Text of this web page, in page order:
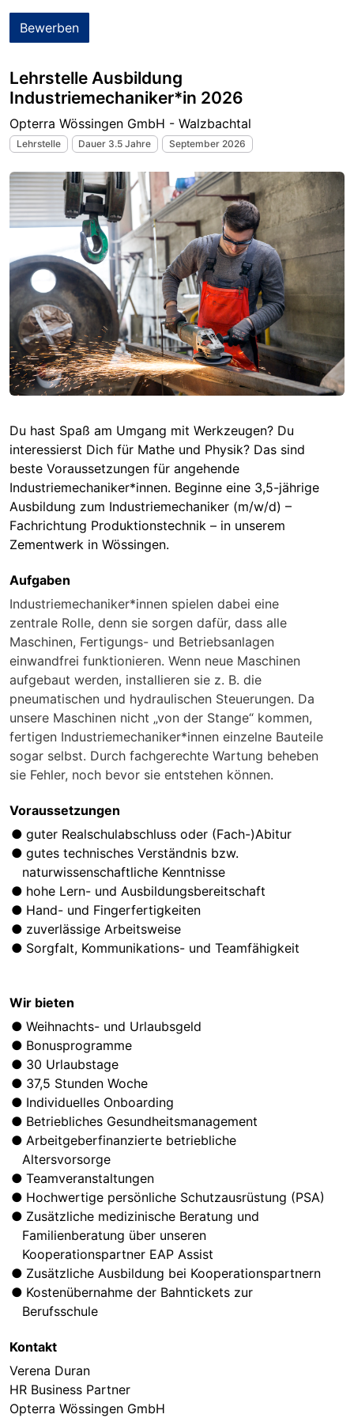
Bewerben
Lehrstelle Ausbildung
Industriemechaniker*in 2026
Opterra Wössingen GmbH - Walzbachtal
Lehrstelle Dauer 3.5 Jahre September 2026
Du hast Spaß am Umgang mit Werkzeugen? Du
interessierst Dich für Mathe und Physik? Das sind
beste Voraussetzungen für angehende
Industriemechaniker*innen. Beginne eine 3,5-jährige
Ausbildung zum Industriemechaniker (m/w/d) –
Fachrichtung Produktionstechnik – in unserem
Zementwerk in Wössingen.
Aufgaben
Industriemechaniker*innen spielen dabei eine
zentrale Rolle, denn sie sorgen dafür, dass alle
Maschinen, Fertigungs- und Betriebsanlagen
einwandfrei funktionieren. Wenn neue Maschinen
aufgebaut werden, installieren sie z. B. die
pneumatischen und hydraulischen Steuerungen. Da
unsere Maschinen nicht „von der Stange“ kommen,
fertigen Industriemechaniker*innen einzelne Bauteile
sogar selbst. Durch fachgerechte Wartung beheben
sie Fehler, noch bevor sie entstehen können.
Voraussetzungen
guter Realschulabschluss oder (Fach-)Abitur
gutes technisches Verständnis bzw.
naturwissenschaftliche Kenntnisse
hohe Lern- und Ausbildungsbereitschaft
Hand- und Fingerfertigkeiten
zuverlässige Arbeitsweise
Sorgfalt, Kommunikations- und Teamfähigkeit
Wir bieten
Weihnachts- und Urlaubsgeld
Bonusprogramme
30 Urlaubstage
37,5 Stunden Woche
Individuelles Onboarding
Betriebliches Gesundheitsmanagement
Arbeitgeberfinanzierte betriebliche
Altersvorsorge
Teamveranstaltungen
Hochwertige persönliche Schutzausrüstung (PSA)
Zusätzliche medizinische Beratung und
Familienberatung über unseren
Kooperationspartner EAP Assist
Zusätzliche Ausbildung bei Kooperationspartnern
Kostenübernahme der Bahntickets zur
Berufsschule
Kontakt
Verena Duran
HR Business Partner
Opterra Wössingen GmbH